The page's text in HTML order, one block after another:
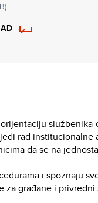
rad institucionalne
da se na
i spoznaju
za građane i privredni